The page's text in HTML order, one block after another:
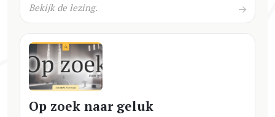
Bekijk de lezing.
Op zoek naar geluk